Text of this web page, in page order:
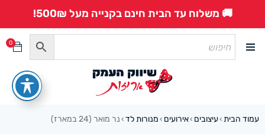
🚚 משלוח עד הבית חינם בקנייה מעל 500₪!
0
עמוד הבית ›עיצובים ›אירועים › מנורות לד › נר מואר (24 במארז)